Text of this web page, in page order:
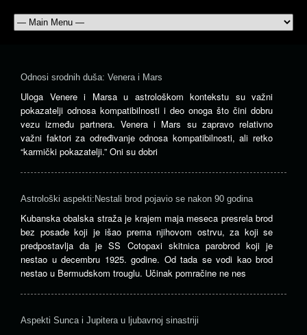
Odnosi srodnih duša: Venera i Mars
Uloga Venere i Marsa u astrološkom kontekstu su važni
pokazatelji odnosa kompatibilnosti i deo onoga što čini dobru
vezu između partnera. Venera i Mars su zapravo relativno
važni faktori za određivanje odnosa kompatibilnosti, ali retko
“karmički pokazatelji.” Oni su dobri
Astrološki aspekti:Nestali brod pojavio se nakon 90 godina
Kubanska obalska straža je krajem maja meseca presrela brod
bez posade koji je išao prema njihovom ostrvu, za koji se
predpostavlja da je SS Cotopaxi skitnica parobrod koji je
nestao u decembru 1925. godine. Od tada se vodi kao brod
nestao u Bermudskom trouglu. Učinak pomračine ne nes
Aspekti Sunca i Jupitera u ljubavnoj sinastriji